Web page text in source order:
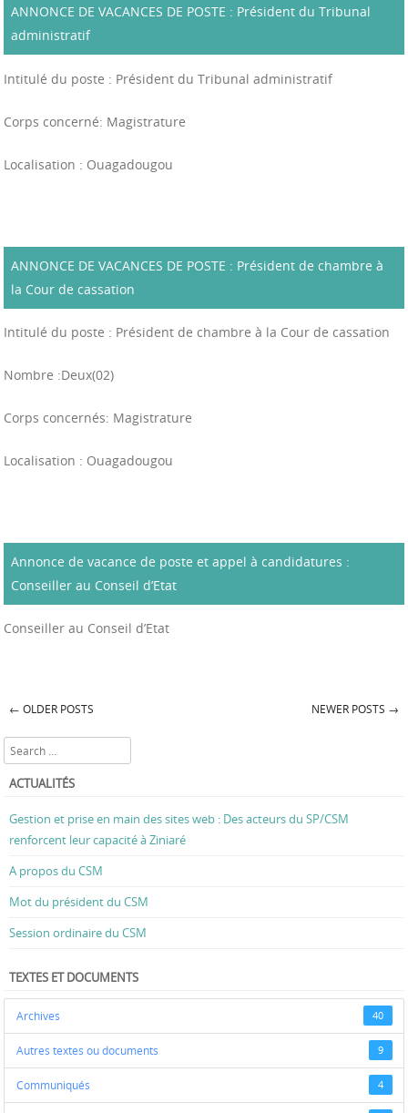
ANNONCE DE VACANCES DE POSTE : Président du Tribunal
administratif
Intitulé du poste : Président du Tribunal administratif
Corps concerné: Magistrature
Localisation : Ouagadougou
ANNONCE DE VACANCES DE POSTE : Président de chambre à
la Cour de cassation
Intitulé du poste : Président de chambre à la Cour de cassation
Nombre :Deux(02)
Corps concernés: Magistrature
Localisation : Ouagadougou
Annonce de vacance de poste et appel à candidatures :
Conseiller au Conseil d’Etat
Conseiller au Conseil d’Etat
Post navigation
← OLDER POSTS NEWER POSTS →
Search
ACTUALITÉS
Gestion et prise en main des sites web : Des acteurs du SP/CSM
renforcent leur capacité à Ziniaré
A propos du CSM
Mot du président du CSM
Session ordinaire du CSM
TEXTES ET DOCUMENTS
Archives 40
Autres textes ou documents 9
Communiqués 4